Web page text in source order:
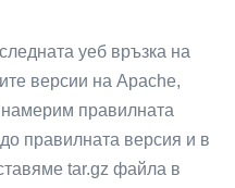
уеб връзка на
версии на Apache,
намерим правилната
правилната версия и в
tar.gz файла в